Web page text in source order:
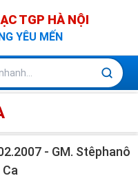
TGP HÀ NỘI
YÊU MẾN
- GM. Stêphanô